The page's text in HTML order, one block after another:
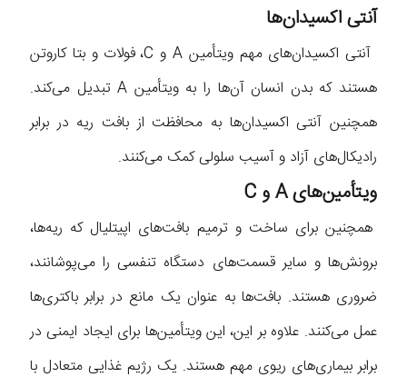
آنتی اکسیدان‌ها
آنتی اکسیدان‌های مهم ویتأمین A و C، فولات و بتا کاروتن
هستند که بدن انسان آن‌ها را به ویتأمین A تبدیل می‌کند.
همچنین آنتی اکسیدان‌ها به محافظت از بافت ریه در برابر
رادیکال‌های آزاد و آسیب سلولی کمک می‌کنند.
ویتأمین‌های A و C
همچنین برای ساخت و ترمیم بافت‌های اپیتلیال که ریه‌ها،
برونش‌ها و سایر قسمت‌های دستگاه تنفسی را می‌پوشانند،
ضروری هستند. بافت‌ها به عنوان یک مانع در برابر باکتری‌ها
عمل می‌کنند. علاوه بر این، این ویتأمین‌ها برای ایجاد ایمنی در
برابر بیماری‌های ریوی مهم هستند. یک رژیم غذایی متعادل با